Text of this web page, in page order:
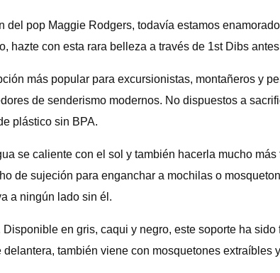
pop Maggie Rodgers, todavía estamos
con esta rara belleza a través de 1st Dibs
más popular para excursionistas, montañeros y
de senderismo modernos. No dispuestos a
plástico sin BPA.
se caliente con el sol y también hacerla mucho
de sujeción para enganchar a mochilas o
a ningún lado sin él.
en gris, caqui y negro, este soporte ha
también viene con mosquetones extraíbles